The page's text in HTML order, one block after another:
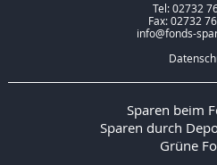
Tel: 02732
Fax: 02732
info@fonds-
Sparen beim
Sparen durch
Grüne